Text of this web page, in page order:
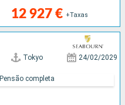
12 927 € +Taxas
Tokyo 24/02/2029
Pensão completa